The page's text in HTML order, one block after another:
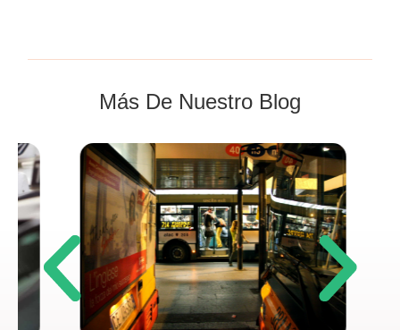
Más De Nuestro Blog